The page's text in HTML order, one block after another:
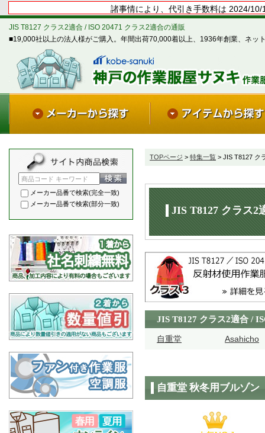
諸事情により、代引き手数料は 2024/
JIS T8127 クラス2適合 / ISO 20471 クラス2適合の通販
■19,000社以上の法人様がご購入。年間出荷70,000着以上、1936年創業、ネッ
TOPページ > 特集一覧 > JIS T8127 ク
JIS T8127 クラス2
JIS T8127 クラス2適合 /
自重堂 Asahicho
自重堂 秋冬用ブルゾン
商品コード キーワード
メーカー品番で検索(完全一致)
メーカー品番で検索(部分一致)